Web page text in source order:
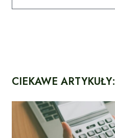
CIEKAWE ARTYKUŁY: